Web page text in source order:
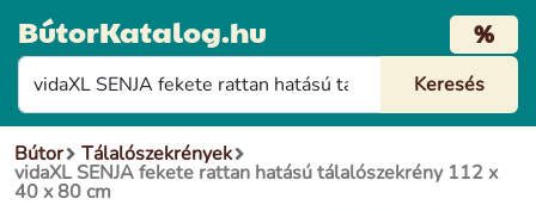
BútorKatalog.hu %
Bútor Tálalószekrények
vidaXL SENJA fekete rattan hatású tálalószekrény 112 x
40 x 80 cm